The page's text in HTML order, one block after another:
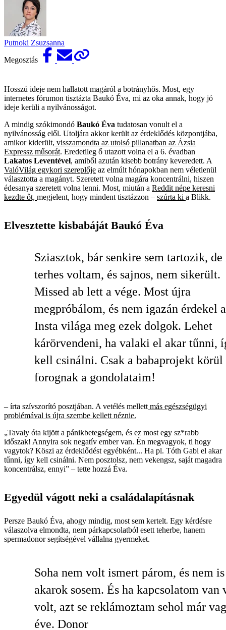
Putnoki Zsuzsanna
Megosztás
Hosszú ideje nem hallatott magáról a botrányhős. Most, egy
internetes fórumon tisztázta Baukó Éva, mi az oka annak, hogy jó
ideje kerüli a nyilvánosságot.
A mindig szókimondó Baukó Éva tudatosan vonult el a
nyilvánosság elől. Utoljára akkor került az érdeklődés központjába,
amikor kiderült, visszamondta az utolsó pillanatban az Ázsia
Expressz műsorát. Eredetileg ő utazott volna el a 6. évadban
Lakatos Leventével, amiből azután kisebb botrány keveredett. A
ValóVilág egykori szereplője az elmúlt hónapokban nem véletlenül
választotta a magányt. Szeretett volna magára koncentrálni, hiszen
édesanya szeretett volna lenni. Most, miután a Reddit népe keresni
kezdte őt, megjelent, hogy mindent tisztázzon – szúrta ki a Blikk.
Elvesztette kisbabáját Baukó Éva
Sziasztok, bár senkire sem tartozik, de
terhes voltam, és sajnos, nem sikerült.
Missed ab lett a vége. Most újra
megpróbálom, és nem igazán érdekel
Insta világa meg ezek dolgok. Lehet
kárörvendeni, ha valaki el akar tűnni,
kell csinálni. Csak a babaprojekt körül
forognak a gondolataim!
– írta szívszorító posztjában. A vetélés mellett más egészségügyi
problémával is újra szembe kellett néznie.
„Tavaly óta kijött a pánikbetegségem, és ez most egy sz*rabb
időszak! Annyira sok negatív ember van. Én megvagyok, ti hogy
vagytok? Köszi az érdeklődést egyébként... Ha pl. Tóth Gabi el akar
tűnni, így kell csinálni. Nem posztolsz, nem vekengsz, saját magadra
koncentrálsz, ennyi” – tette hozzá Éva.
Egyedül vágott neki a családalapításnak
Persze Baukó Éva, ahogy mindig, most sem kertelt. Egy kérdésre
válaszolva elmondta, nem párkapcsolatból esett teherbe, hanem
spermadonor segítségével vállalna gyermeket.
Soha nem volt ismert párom, és nem is
akarok sosem. És ha kapcsolatom van
volt, azt se reklámoztam sehol már
éve. Donor